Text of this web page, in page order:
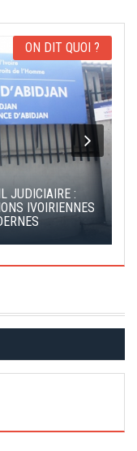
ON DIT QUOI ?
JUDICIAIRE :
IVOIRIENNES